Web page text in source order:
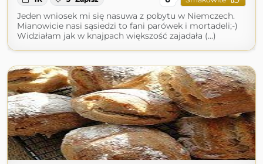
Jeden wniosek mi się nasuwa z pobytu w Niemczech.
Mianowicie nasi sąsiedzi to fani parówek i mortadeli;-)
Widziałam jak w knajpach większość zajadała (...)